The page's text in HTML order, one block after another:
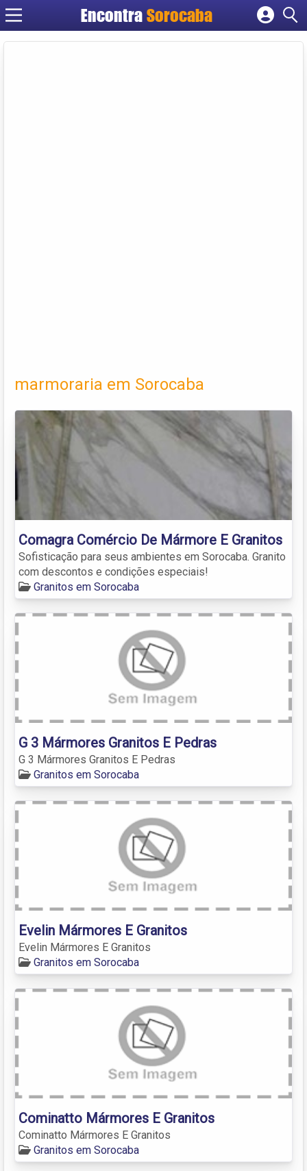
EncontraSorocaba
Cadastrar empresa
marmoraria em Sorocaba
Comagra Comércio De Mármore E Granitos
Sofisticação para seus ambientes em Sorocaba. Granito
com descontos e condições especiais!
Granitos em Sorocaba
G 3 Mármores Granitos E Pedras
G 3 Mármores Granitos E Pedras
Granitos em Sorocaba
Evelin Mármores E Granitos
Evelin Mármores E Granitos
Granitos em Sorocaba
Cominatto Mármores E Granitos
Cominatto Mármores E Granitos
Granitos em Sorocaba